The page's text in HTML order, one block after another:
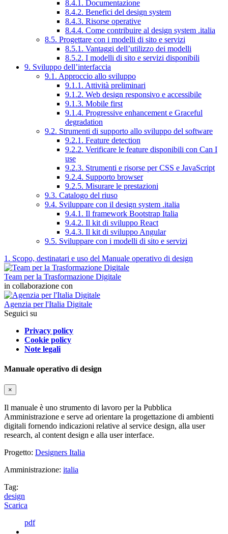
8.4.1. Documentazione
8.4.2. Benefici del design system
8.4.3. Risorse operative
8.4.4. Come contribuire al design system .italia
8.5. Progettare con i modelli di sito e servizi
8.5.1. Vantaggi dell’utilizzo dei modelli
8.5.2. I modelli di sito e servizi disponibili
9. Sviluppo dell’interfaccia
9.1. Approccio allo sviluppo
9.1.1. Attività preliminari
9.1.2. Web design responsivo e accessibile
9.1.3. Mobile first
9.1.4. Progressive enhancement e Graceful
degradation
9.2. Strumenti di supporto allo sviluppo del software
9.2.1. Feature detection
9.2.2. Verificare le feature disponibili con Can I
use
9.2.3. Strumenti e risorse per CSS e JavaScript
9.2.4. Supporto browser
9.2.5. Misurare le prestazioni
9.3. Catalogo del riuso
9.4. Sviluppare con il design system .italia
9.4.1. Il framework Bootstrap Italia
9.4.2. Il kit di sviluppo React
9.4.3. Il kit di sviluppo Angular
9.5. Sviluppare con i modelli di sito e servizi
1. Scopo, destinatari e uso del Manuale operativo di design
Team per la Trasformazione Digitale
in collaborazione con
Agenzia per l'Italia Digitale
Seguici su
Privacy policy
Cookie policy
Note legali
Manuale operativo di design
×
Il manuale è uno strumento di lavoro per la Pubblica
Amministrazione e serve ad orientare la progettazione di ambienti
digitali fornendo indicazioni relative al service design, alla user
research, al content design e alla user interface.
Progetto: Designers Italia
Amministrazione: italia
Tag:
design
Scarica
pdf